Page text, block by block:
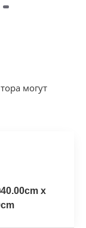
могут
x